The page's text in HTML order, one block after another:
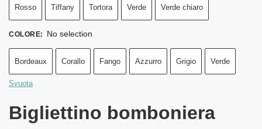
Rosso Tiffany Tortora Verde Verde chiaro
COLORE: No selection
Bordeaux Corallo Fango Azzurro Grigio Verde
Svuota
Bigliettino bomboniera